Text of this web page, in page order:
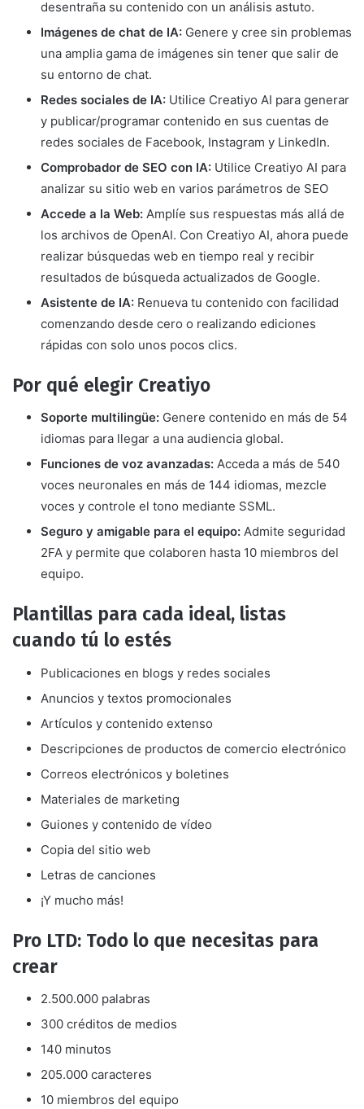
desentraña su contenido con un análisis astuto.
Imágenes de chat de IA: Genere y cree sin problemas
una amplia gama de imágenes sin tener que salir de
su entorno de chat.
Redes sociales de IA: Utilice Creatiyo AI para generar
y publicar/programar contenido en sus cuentas de
redes sociales de Facebook, Instagram y LinkedIn.
Comprobador de SEO con IA: Utilice Creatiyo AI para
analizar su sitio web en varios parámetros de SEO
Accede a la Web: Amplíe sus respuestas más allá de
los archivos de OpenAI. Con Creatiyo AI, ahora puede
realizar búsquedas web en tiempo real y recibir
resultados de búsqueda actualizados de Google.
Asistente de IA: Renueva tu contenido con facilidad
comenzando desde cero o realizando ediciones
rápidas con solo unos pocos clics.
Por qué elegir Creatiyo
Soporte multilingüe: Genere contenido en más de 54
idiomas para llegar a una audiencia global.
Funciones de voz avanzadas: Acceda a más de 540
voces neuronales en más de 144 idiomas, mezcle
voces y controle el tono mediante SSML.
Seguro y amigable para el equipo: Admite seguridad
2FA y permite que colaboren hasta 10 miembros del
equipo.
Plantillas para cada ideal, listas
cuando tú lo estés
Publicaciones en blogs y redes sociales
Anuncios y textos promocionales
Artículos y contenido extenso
Descripciones de productos de comercio electrónico
Correos electrónicos y boletines
Materiales de marketing
Guiones y contenido de vídeo
Copia del sitio web
Letras de canciones
¡Y mucho más!
Pro LTD: Todo lo que necesitas para
crear
2.500.000 palabras
300 créditos de medios
140 minutos
205.000 caracteres
10 miembros del equipo